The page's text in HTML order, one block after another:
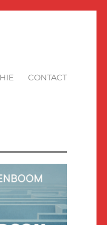
CONTACT